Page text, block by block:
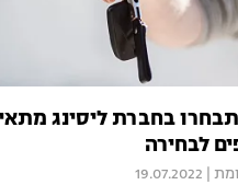
לבחירה
19.07.2022